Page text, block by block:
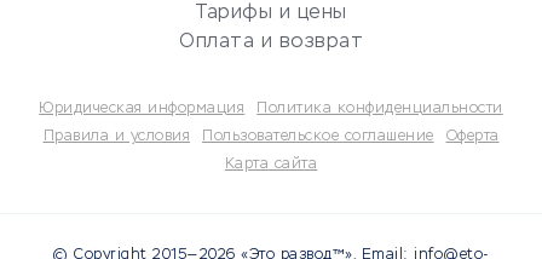
Потребительские кредиты
Тарифы и цены
Оплата и возврат
Юридическая информация
Политика конфиденциальности
Правила и условия
Пользовательское соглашение
Оферта
Карта сайта
© Copyright 2015—2026 «Это развод™». Email: info@eto-